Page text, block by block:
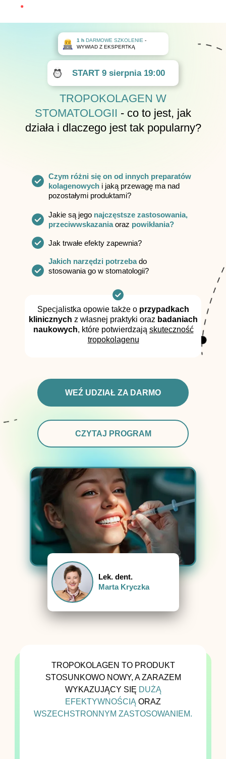
1 h DARMOWE SZKOLENIE -
WYWIAD Z EKSPERTKĄ
Lek. dent.
Marta Kryczka
TROPOKOLAGEN W
STOMATOLOGII - co to jest, jak
działa i dlaczego jest tak popularny?
WEŹ UDZIAŁ ZA DARMO
CZYTAJ PROGRAM
Specjalistka opowie także o przypadkach
klinicznych z własnej praktyki oraz badaniach
naukowych, które potwierdzają skuteczność
tropokolagenu
Jakie są jego najczęstsze zastosowania,
przeciwwskazaniaoraz powikłania?
Jak trwałe efekty zapewnia?
Jakich narzędzi potrzebado
stosowania go w stomatologii?
Czym różni się on od innych preparatów
kolagenowych i jaką przewagę ma nad
pozostałymi produktami?
START 9 sierpnia19:00
TROPOKOLAGEN TO PRODUKT
STOSUNKOWO NOWY, A ZARAZEM
WYKAZUJĄCY SIĘ DUŻĄ
EFEKTYWNOŚCIĄ ORAZ
WSZECHSTRONNYM ZASTOSOWANIEM.